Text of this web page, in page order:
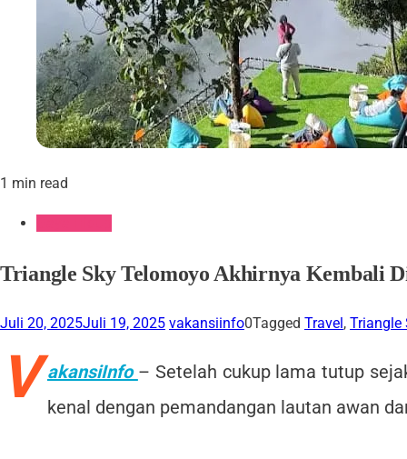
1 min read
Triangle Sky Telomoyo Akhirnya Kembali
Juli 20, 2025Juli 19, 2025 vakansiinfo0Tagged Travel, Triangle
V akansiInfo – Setelah cukup lama tutup
kenal dengan pemandangan lautan awan